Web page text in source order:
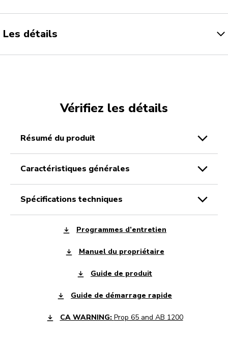
Les détails
Vérifiez les détails
résumé du produit
caractéristiques générales
spécifications techniques
Programmes d’entretien
Manuel du propriétaire
Guide de produit
Guide de démarrage rapide
CA WARNING: Prop 65 and AB 1200